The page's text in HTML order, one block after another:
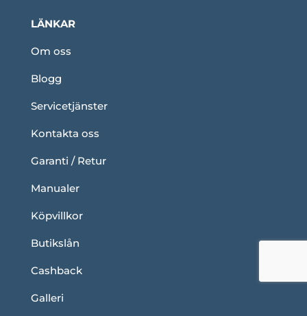
LÄNKAR
Om oss
Blogg
Servicetjänster
Kontakta oss
Garanti / Retur
Manualer
Köpvillkor
Butikslån
Cashback
Galleri